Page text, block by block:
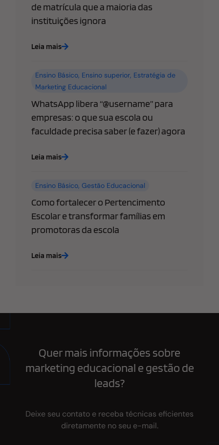
de matrícula que a maioria das
instituições ignora
Leia mais
Ensino Básico, Ensino superior, Estratégia de
Marketing Educacional
WhatsApp libera “@username” para
empresas: o que sua escola ou
faculdade precisa saber (e fazer) agora
Leia mais
Ensino Básico,Gestão Educacional
Como fortalecer o Pertencimento
Escolar e transformar famílias em
promotoras da escola
Leia mais
Quer mais informações sobre
marketing educacional e gestão de
leads?
Deixe seu contato e receba técnicas eficientes
diretamente no seu e-mail.